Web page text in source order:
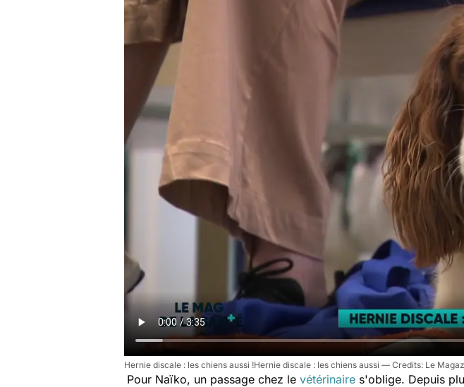
Hernie discale : les chiens aussi !Hernie discale : les chiens aussi Le
Pour Naïko, un passage chez le vétérinaire s'oblige. Depuis